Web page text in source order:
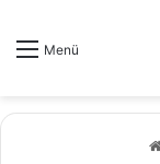
Menü